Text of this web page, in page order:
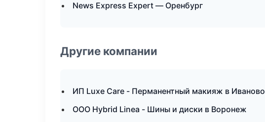
News Express Expert — Оренбург
Другие компании
ИП Luxe Care - Перманентный макияж в Иваново
ООО Hybrid Linea - Шины и диски в Воронеж